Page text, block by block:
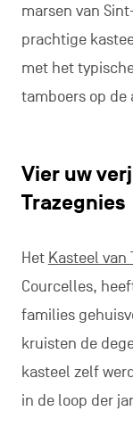
marsen van
prachtige
met het
tamboers op de
Vier uw
Trazegnies
Het Kasteel van
Courcelles,
families
kruisten de
kasteel zelf
in de loop der